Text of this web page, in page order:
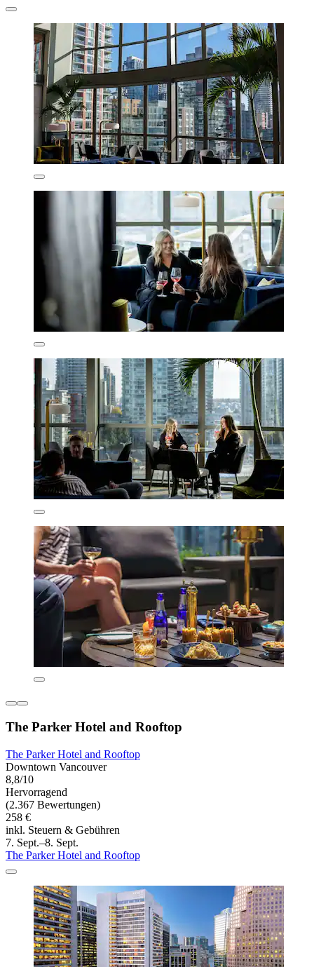
The Parker Hotel and Rooftop
The Parker Hotel and Rooftop
Downtown Vancouver
8,8/10
Hervorragend
(2.367 Bewertungen)
258 €
inkl. Steuern & Gebühren
7. Sept.–8. Sept.
The Parker Hotel and Rooftop